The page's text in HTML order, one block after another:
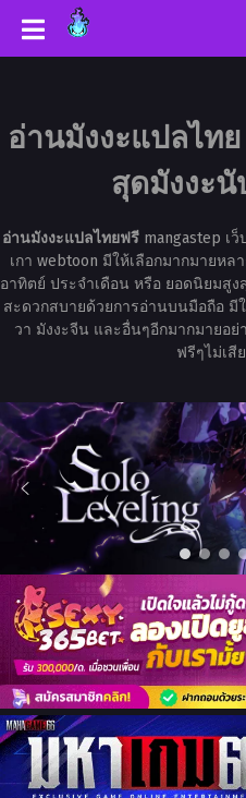
อ่านมังงะแปลไท
สุดมังงะนั
อ่านมังงะแปลไทยฟรีmangastep เว็
เกา webtoon มีให้เลือกมากมายห
อาทิตย์ ประจำเดือน หรือ ยอดนิยมสู
สะดวกสบายด้วยการอ่านบนมือถือ มี
วา มังงะจีน และอื่นๆอีกมากมายอ
ฟรีๆไม่เสี